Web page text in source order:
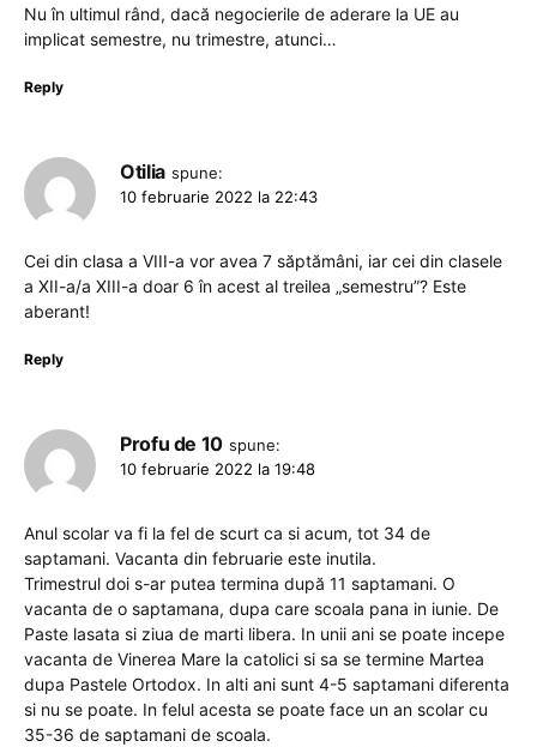
Nu în ultimul rând, dacă negocierile de aderare la UE au
implicat semestre, nu trimestre, atunci…
Reply
Otilia spune:
10 februarie 2022 la 22:43
Cei din clasa a VIII-a vor avea 7 săptămâni, iar cei din clasele
a XII-a/a XIII-a doar 6 în acest al treilea „semestru”? Este
aberant!
Reply
Profu de 10 spune:
10 februarie 2022 la 19:48
Anul scolar va fi la fel de scurt ca si acum, tot 34 de
saptamani. Vacanta din februarie este inutila.
Trimestrul doi s-ar putea termina după 11 saptamani. O
vacanta de o saptamana, dupa care scoala pana in iunie. De
Paste lasata si ziua de marti libera. In unii ani se poate incepe
vacanta de Vinerea Mare la catolici si sa se termine Martea
dupa Pastele Ortodox. In alti ani sunt 4-5 saptamani diferenta
si nu se poate. In felul acesta se poate face un an scolar cu
35-36 de saptamani de scoala.